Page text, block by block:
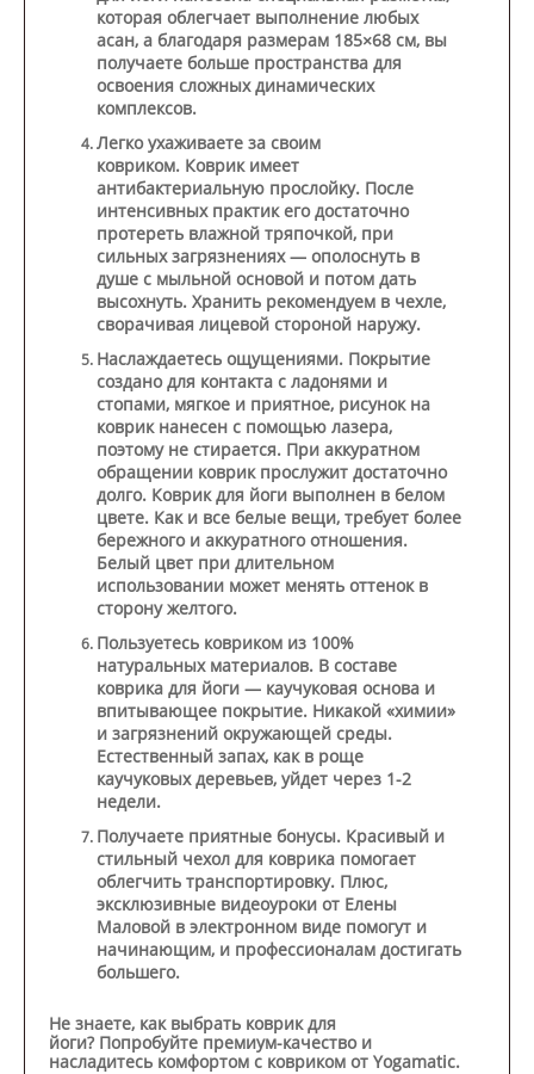
которая облегчает выполнение любых
асан, а благодаря размерам 185×68 см, вы
получаете больше пространства для
освоения сложных динамических
комплексов.
Легко ухаживаете за своим
ковриком. Коврик имеет
антибактериальную прослойку. После
интенсивных практик его достаточно
протереть влажной тряпочкой, при
сильных загрязнениях — ополоснуть в
душе с мыльной основой и потом дать
высохнуть. Хранить рекомендуем в чехле,
сворачивая лицевой стороной наружу.
Наслаждаетесь ощущениями. Покрытие
создано для контакта с ладонями и
стопами, мягкое и приятное, рисунок на
коврик нанесен с помощью лазера,
поэтому не стирается. При аккуратном
обращении коврик прослужит достаточно
долго. Коврик для йоги выполнен в белом
цвете. Как и все белые вещи, требует более
бережного и аккуратного отношения.
Белый цвет при длительном
использовании может менять оттенок в
сторону желтого.
Пользуетесь ковриком из 100%
натуральных материалов. В составе
коврика для йоги — каучуковая основа и
впитывающее покрытие. Никакой «химии»
и загрязнений окружающей среды.
Естественный запах, как в роще
каучуковых деревьев, уйдет через 1-2
недели.
Получаете приятные бонусы. Красивый и
стильный чехол для коврика помогает
облегчить транспортировку. Плюс,
эксклюзивные видеоуроки от Елены
Маловой в электронном виде помогут и
начинающим, и профессионалам достигать
большего.
Не знаете, как выбрать коврик для
йоги? Попробуйте премиум-качество и
насладитесь комфортом с ковриком от Yogamatic.